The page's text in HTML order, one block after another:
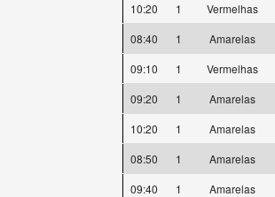
10:20
1 Vermelhas
08:40
1 Amarelas
09:10
1 Vermelhas
09:20
1 Amarelas
10:20
1 Amarelas
08:50
1 Amarelas
09:40
1 Amarelas